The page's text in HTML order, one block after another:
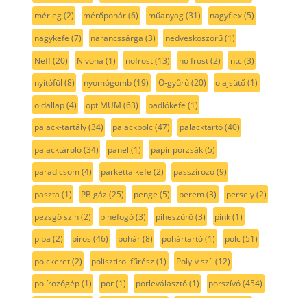
mérleg(2) mérőpohár(6) műanyag(31) nagyflex(5)
nagykefe (7) narancssárga (3) nedvesköszörű(1)
Neff(20) Nivona (1) nofrost(13) no frost(2) ntc(3)
nyitófül (8) nyomógomb(19) O-gyűrű(20) olajsütő(1)
oldallap(4) optiMUM (63) padlókefe (1)
palack-tartály(34) palackpolc(47) palacktartó(40)
palacktároló(34) panel (1) papír porzsák(5)
paradicsom(4) parketta kefe (2) passzírozó(9)
paszta (1) PB gáz (25) penge (5) perem(3) persely(2)
pezsgő szín(2) pihefogó(3) piheszűrő(3) pink(1)
pipa (2) piros (46) pohár(8) pohártartó(1) polc(51)
polckeret(2) polisztirol fűrész (1) Poly-v szíj (12)
polírozógép(1) por(1) porleválasztó(1) porszívó(454)